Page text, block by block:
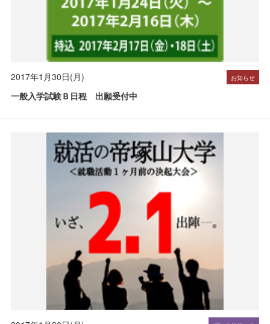
2017年1月30日(月) お知らせ
一般入学試験Ｂ日程 出願受付中